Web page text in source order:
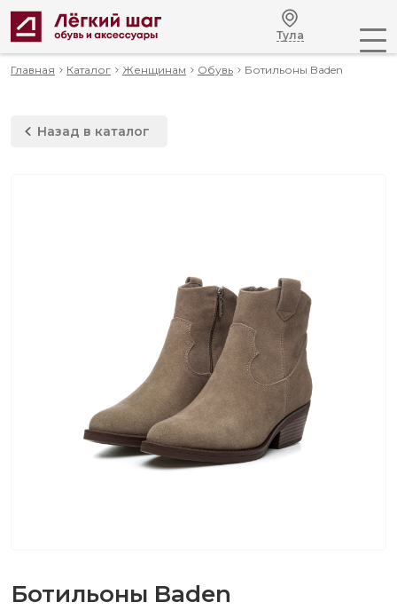
Тула
Главная Каталог Женщинам Обувь Ботильоны Baden
Назад в каталог
Ботильоны Baden